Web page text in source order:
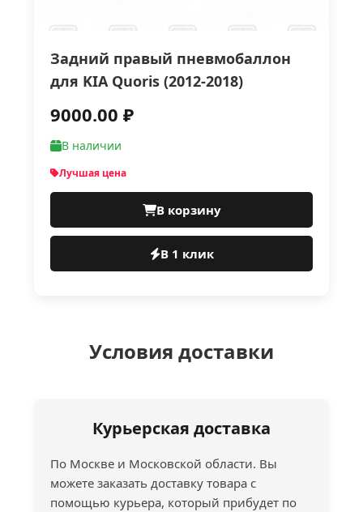
Задний правый пневмобаллон
для KIA Quoris (2012-2018)
9000.00 ₽
В наличии
Лучшая цена
В корзину
В 1 клик
Условия доставки
Курьерская доставка
По Москве и Московской области. Вы
можете заказать доставку товара с
помощью курьера, который прибудет по